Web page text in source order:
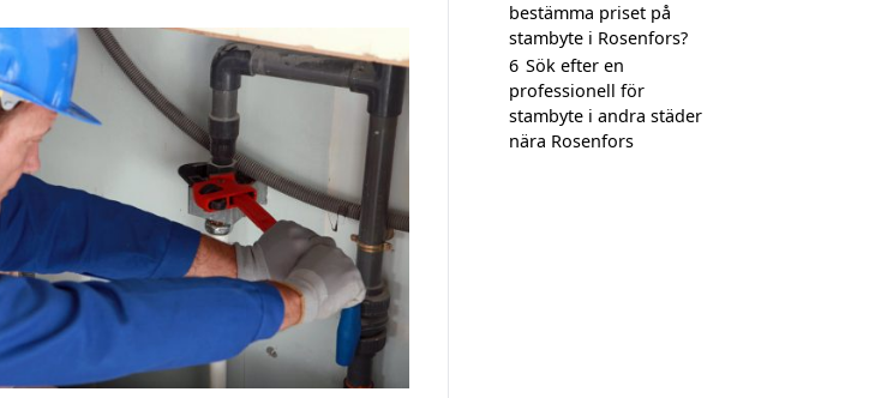
bestämma priset på
stambyte i Rosenfors?
6 Sök efter en
professionell för
stambyte i andra städer
nära Rosenfors